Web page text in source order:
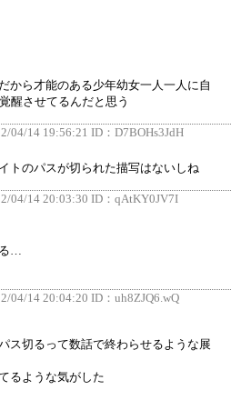
から才能のある少年幼女一人一人に自
醒させてるんだと思う
04/14 19:56:21 ID： D7BOHs3JdH
トのパスが切られた描写はないしね
04/14 20:03:30 ID： qAtKY0JV7I
…
04/14 20:04:20 ID： uh8ZJQ6.wQ
ス切るって数話で終わらせるような展
るような気がした